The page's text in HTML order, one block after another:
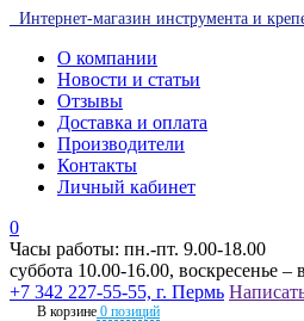
Интернет-магазин инструмента и
О компании
Новости и статьи
Отзывы
Доставка и оплата
Производители
Контакты
Личный кабинет
0
Часы работы: пн.-пт. 9.00-18.00
суббота 10.00-16.00, воскресенье –
+7 342 227-55-55, г. Пермь
В корзине 0 позиций